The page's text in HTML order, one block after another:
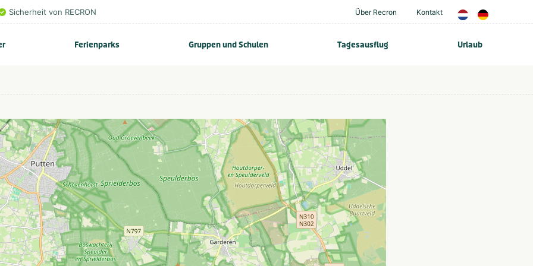
Sicherheit von RECRON Über Recron Kontakt
Ferienparks Gruppen und Schulen Tagesausflug Urlaub